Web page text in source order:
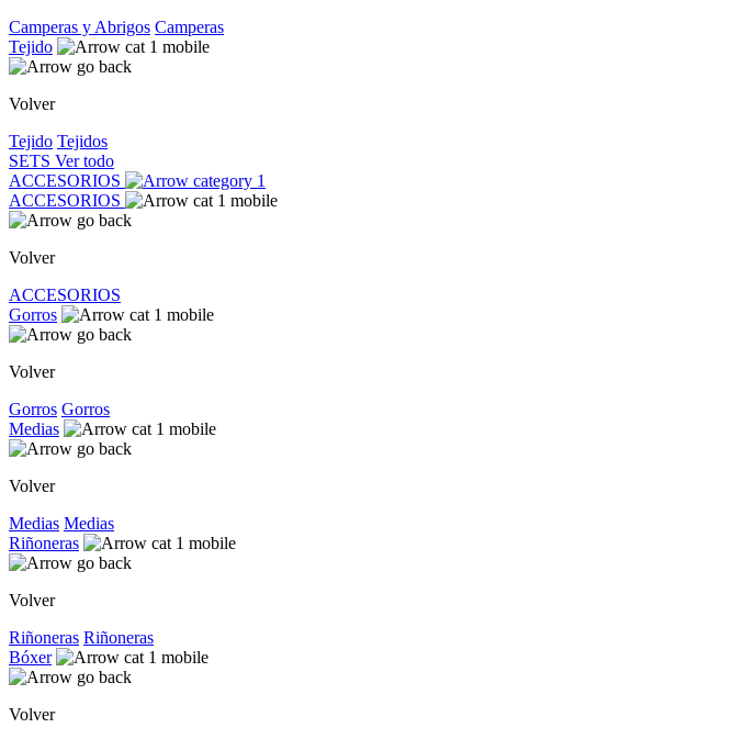
Camperas y Abrigos Camperas
Tejido
Volver
Tejido Tejidos
SETS Ver todo
ACCESORIOS
ACCESORIOS
Volver
ACCESORIOS
Gorros
Volver
Gorros Gorros
Medias
Volver
Medias Medias
Riñoneras
Volver
Riñoneras Riñoneras
Bóxer
Volver